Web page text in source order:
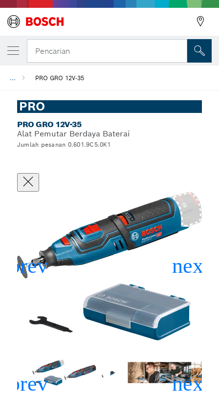
Pencarian
... PRO GRO 12V-35
PRO
PRO GRO 12V-35
Alat Pemutar Berdaya Baterai
Jumlah pesanan 0.601.9C5.0K1